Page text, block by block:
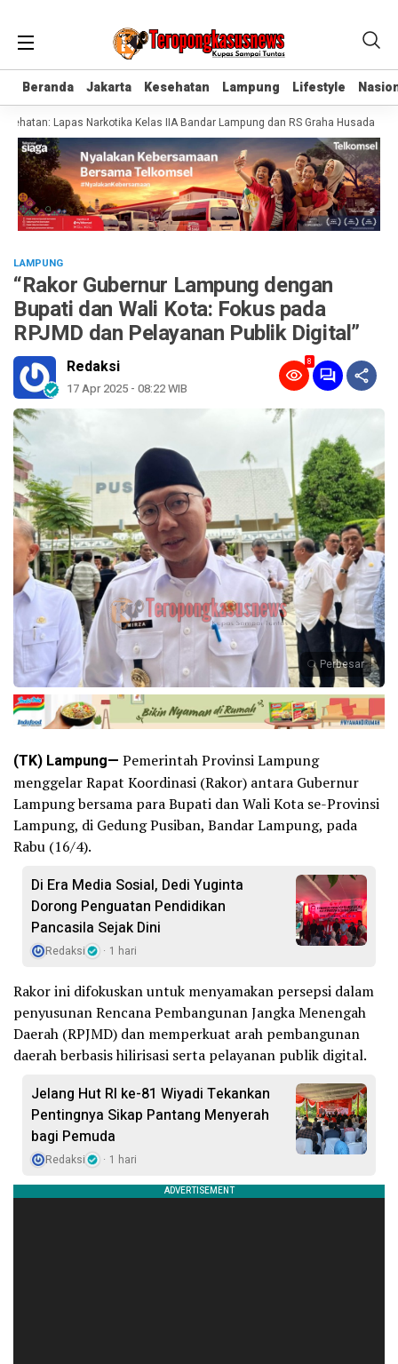
Beranda Jakarta Kesehatan Lampung Lifestyle
Beranda Jakarta Kesehatan Lampung Lifestyle
Lapas Narkotika Kelas IIA Bandar Lampung dan RS Graha Husada
LAMPUNG
“Rakor Gubernur Lampung dengan
Bupati dan Wali Kota: Fokus pada
RPJMD dan Pelayanan Publik Digital”
Redaksi
17 Apr 2025 - 08:22 WIB
8
Perbesar
(TK) Lampung— Pemerintah Provinsi Lampung
menggelar Rapat Koordinasi (Rakor) antara Gubernur
Lampung bersama para Bupati dan Wali Kota se-Provinsi
Lampung, di Gedung Pusiban, Bandar Lampung, pada
Rabu (16/4).
Di Era Media Sosial, Dedi Yuginta
Dorong Penguatan Pendidikan
Pancasila Sejak Dini
Redaksi 1 hari
Rakor ini difokuskan untuk menyamakan persepsi dalam
penyusunan Rencana Pembangunan Jangka Menengah
Daerah (RPJMD) dan memperkuat arah pembangunan
daerah berbasis hilirisasi serta pelayanan publik digital.
Jelang Hut RI ke-81 Wiyadi Tekankan
Pentingnya Sikap Pantang Menyerah
bagi Pemuda
Redaksi 1 hari